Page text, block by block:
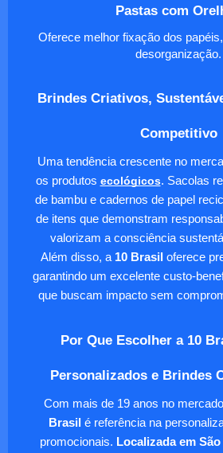
Pastas com
Oferece melhor fixação dos
desorganização.
Brindes Criativos,
Competitivo
Uma tendência crescente no
os produtos ecológicos. Sacolas
de bambu e cadernos de papel
de itens que demonstram
valorizam a consciência
Além disso, a 10 Brasil oferece
garantindo um excelente custo-
que buscam impacto sem
Por Que Escolher a 10
Personalizados e Brindes
Com mais de 19 anos no
Brasil é referência na
promocionais. Localizada em